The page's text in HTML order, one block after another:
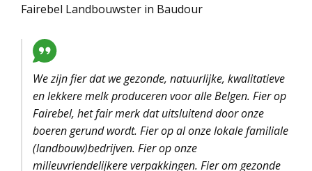
Fairebel Landbouwster in Baudour
We zijn fier dat we gezonde, natuurlijke, kwalitatieve
en lekkere melk produceren voor alle Belgen. Fier op
Fairebel, het fair merk dat uitsluitend door onze
boeren gerund wordt. Fier op al onze lokale familiale
(landbouw)bedrijven. Fier op onze
milieuvriendelijkere verpakkingen. Fier om gezonde